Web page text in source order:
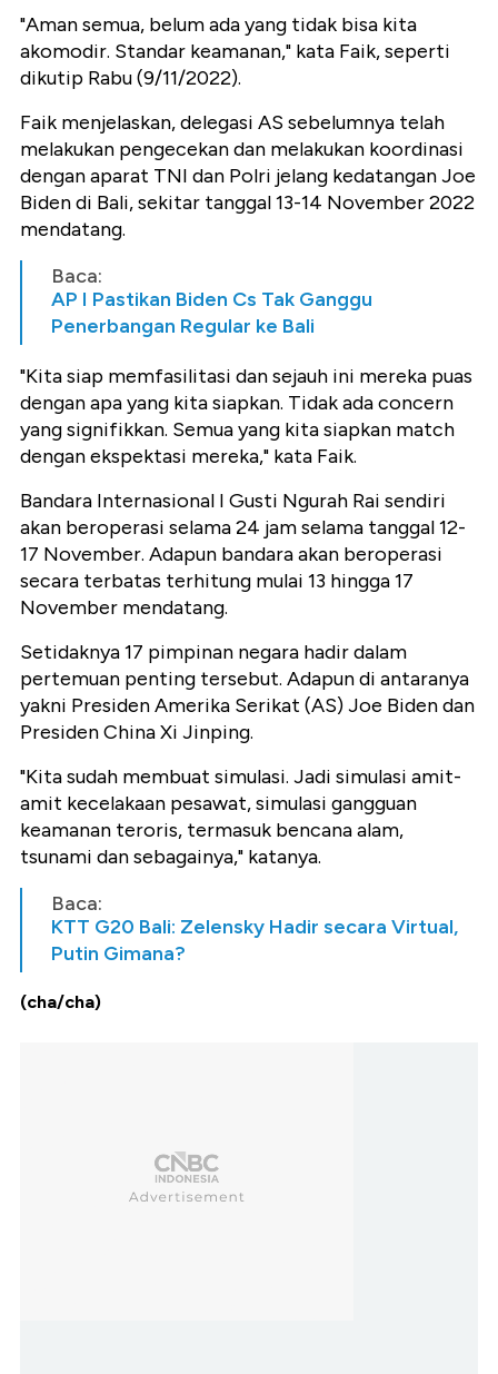
"Aman semua, belum ada yang tidak bisa kita
akomodir. Standar keamanan," kata Faik, seperti
dikutip Rabu (9/11/2022).
Faik menjelaskan, delegasi AS sebelumnya telah
melakukan pengecekan dan melakukan koordinasi
dengan aparat TNI dan Polri jelang kedatangan Joe
Biden di Bali, sekitar tanggal 13-14 November 2022
mendatang.
Baca:
AP I Pastikan Biden Cs Tak Ganggu
Penerbangan Regular ke Bali
"Kita siap memfasilitasi dan sejauh ini mereka puas
dengan apa yang kita siapkan. Tidak ada concern
yang signifikkan. Semua yang kita siapkan match
dengan ekspektasi mereka," kata Faik.
Bandara Internasional I Gusti Ngurah Rai sendiri
akan beroperasi selama 24 jam selama tanggal 12-
17 November. Adapun bandara akan beroperasi
secara terbatas terhitung mulai 13 hingga 17
November mendatang.
Setidaknya 17 pimpinan negara hadir dalam
pertemuan penting tersebut. Adapun di antaranya
yakni Presiden Amerika Serikat (AS) Joe Biden dan
Presiden China Xi Jinping.
"Kita sudah membuat simulasi. Jadi simulasi amit-
amit kecelakaan pesawat, simulasi gangguan
keamanan teroris, termasuk bencana alam,
tsunami dan sebagainya," katanya.
Baca:
KTT G20 Bali: Zelensky Hadir secara Virtual,
Putin Gimana?
(cha/cha)